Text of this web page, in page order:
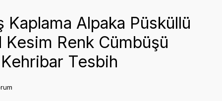
Kaplama Alpaka Püsküllü
Kesim Renk Cümbüşü
Kehribar Tesbih